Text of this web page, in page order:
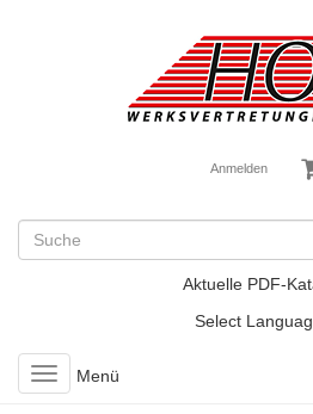
Anmelden
Aktuelle PDF-
Select
Toggle
navigation
Menü